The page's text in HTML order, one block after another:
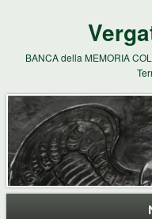
BANCA della MEMORIA